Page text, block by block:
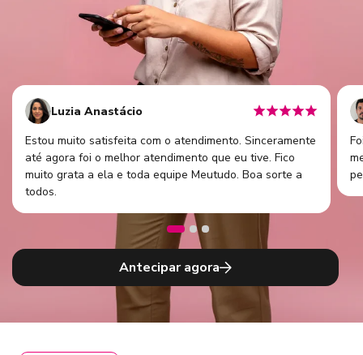
Luzia Anastácio
Estou muito satisfeita com o atendimento. Sinceramente
até agora foi o melhor atendimento que eu tive. Fico
muito grata a ela e toda equipe Meutudo. Boa sorte a
todos.
Antecipar agora